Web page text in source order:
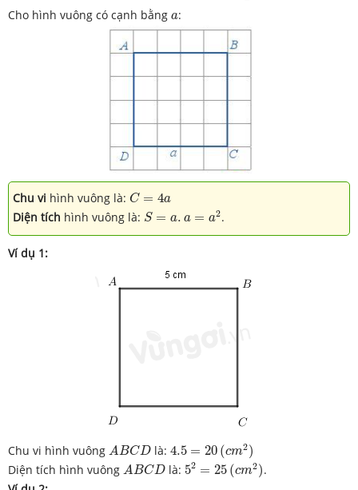
Cho hình vuông có cạnh bằng a
a:
Chu vi hình vuông là: C = 4a
C= a
Diện tích hình vuông là: S = a. a = a2
S= .
Ví dụ 1:
Chu vi hình vuông ABCD
A BCD là: 4.5 = 20 (cm2)
4.5 20( cm 2)
Diện tích hình vuông ABCD
A BCD là: 52 = 25 (cm2)
52 25( c 2) .